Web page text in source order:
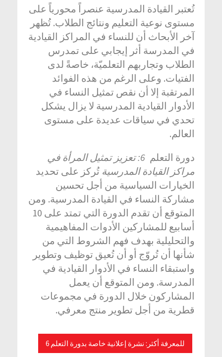
تُعتبر القيادة المدرسية عنصراً محورياً على
مستوى نوعية التعليم ونتائج الطلاب. تُظهر
آخر الأبحاث أن للنساء في المراكز القيادية
في المدرسة أثر إيجابي على تمدرس
الطلاب وتجاربهم التعلميّة، خاصةً لدى
الفتيات. وعلى الرغم من هذه الفوائد
المرتقبة إلا أن نقص تمثيل النساء في
الأدوار القيادية المدرسية لا يزال يشكل
تحدي في سياقات عديدة على مستوى
العالم.
دورة التعلم
6: تعزيز تمثيل المرأة في
مراكز القيادة المدرسية تُركز على تحديد
الخيارات السياسية من أجل تحسين
مشاركة النساء في القيادة المدرسية. ومن
المتوقع أن تقدم الدورة التي تمتد على 10
أسابيع للمشاركين الأدوات المفاهيمية
والتحليلية بهدف فهم الشروط التي من
شأنها أن تُروّج أو أن تُعيق توظيف وتطوير
واستبقاء النساء في الأدوار القيادية في
المدرسة. ومن المتوقع أن يعمل
المشاركون خلال الدورة في مجموعات
قطرية من أجل تطوير منتج معرفي.
للمعرفة أكثر: نشرة إعلانية خاصة بدورة التعلم 6